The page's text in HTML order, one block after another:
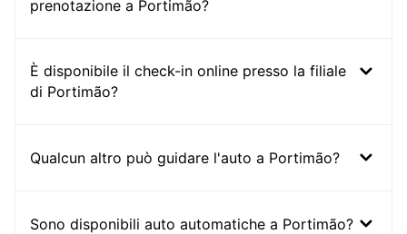
prenotazione a Portimão?
È disponibile il check-in online presso la filiale
di Portimão?
Qualcun altro può guidare l'auto a Portimão?
Sono disponibili auto automatiche a Portimão?